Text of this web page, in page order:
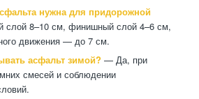
нужна для придорожной
слой 8–10 см, финишный слой 4–6 см,
движения — до 7 см.
асфальт зимой? — Да, при
смесей и соблюдении